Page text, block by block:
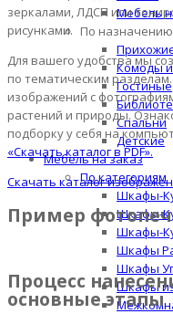
Мебель
По назначению
Комоды
Гостиные
Спальни
Детские
Мебель на заказ
По категориям
Шкафы-
Шкафы-
Шкафы-
Шкафы
Шкафы
Шкафы
зеркалами, ЛДСП или
рисунками.
Для вашего удобства мы
по тематическим
изображений с
растений и природы.
подборку у себя на
«Скачать каталог в PDF».
Скачать каталог
Пример
Процесс
основные этапы